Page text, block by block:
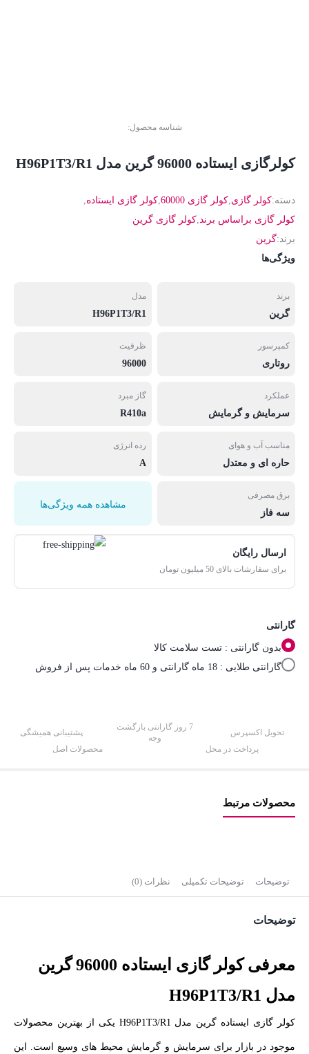
شناسه محصول:
کولرگازی ایستاده 96000 گرین مدل H96P1T3/R1
دسته:کولر گازی,کولر گازی 60000 ,کولر گازی ایستاده,
کولر گازی براساس برند,کولر گازی گرین
برند:گرین
ویژگی‌ها
برند
گرین
مدل
H96P1T3/R1
کمپرسور
روتاری
ظرفیت
96000
عملکرد
سرمایش و گرمایش
گاز مبرد
R410a
مناسب آب و هوای
حاره ای و معتدل
رده انرژی
A
برق مصرفی
سه فاز
مشاهده همه ویژگی‌ها
ارسال رایگان
برای سفارشات بالای 50 میلیون تومان
گارانتی
بدون گارانتی : تست سلامت کالا
گارانتی طلایی : 18 ماه گارانتی و 60 ماه خدمات پس از فروش
تحویل اکسپرس
7 روز گارانتی بازگشت
وجه
پشتیبانی همیشگی
پرداخت در محل
محصولات اصل
محصولات مرتبط
توضیحات توضیحات تکمیلی نظرات (0)
توضیحات
معرفی کولر گازی ایستاده 96000 گرین
مدل H96P1T3/R1
کولر گازی ایستاده گرین مدل H96P1T3/R1 یکی از بهترین محصولات
موجود در بازار برای سرمایش و گرمایش محیط‌ های وسیع است. این